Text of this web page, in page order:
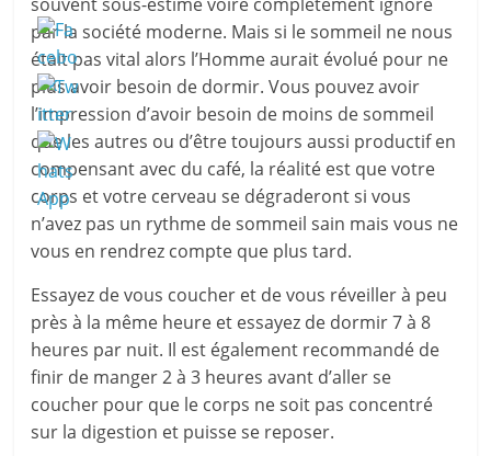
par la société moderne. Mais si le sommeil ne nous
était pas vital alors l’Homme aurait évolué pour ne
plus avoir besoin de dormir. Vous pouvez avoir
l’impression d’avoir besoin de moins de sommeil
que les autres ou d’être toujours aussi productif en
compensant avec du café, la réalité est que votre
corps et votre cerveau se dégraderont si vous
n’avez pas un rythme de sommeil sain mais vous ne
vous en rendrez compte que plus tard.
Essayez de vous coucher et de vous réveiller à peu
près à la même heure et essayez de dormir 7 à 8
heures par nuit. Il est également recommandé de
finir de manger 2 à 3 heures avant d’aller se
coucher pour que le corps ne soit pas concentré
sur la digestion et puisse se reposer.